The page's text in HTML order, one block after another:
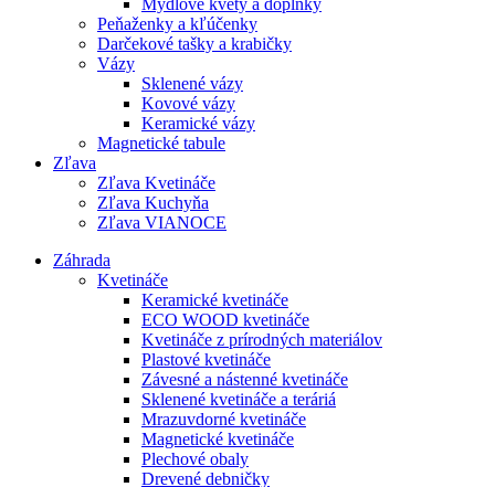
Mydlové kvety a doplnky
Peňaženky a kľúčenky
Darčekové tašky a krabičky
Vázy
Sklenené vázy
Kovové vázy
Keramické vázy
Magnetické tabule
Zľava
Zľava Kvetináče
Zľava Kuchyňa
Zľava VIANOCE
Záhrada
Kvetináče
Keramické kvetináče
ECO WOOD kvetináče
Kvetináče z prírodných materiálov
Plastové kvetináče
Závesné a nástenné kvetináče
Sklenené kvetináče a teráriá
Mrazuvdorné kvetináče
Magnetické kvetináče
Plechové obaly
Drevené debničky